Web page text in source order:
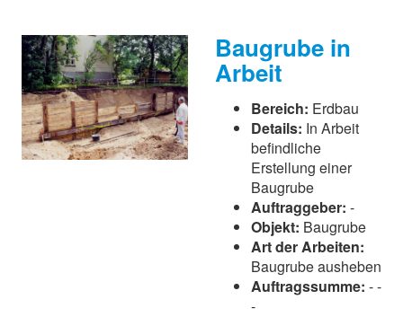
Baugrube in
Arbeit
Bereich: Erdbau
Details: In Arbeit
befindliche
Erstellung einer
Baugrube
Auftraggeber: -
Objekt: Baugrube
Art der Arbeiten:
Baugrube ausheben
Auftragssumme: - -
-